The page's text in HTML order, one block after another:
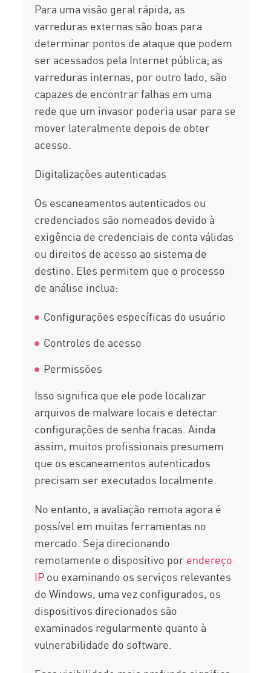
Para uma visão geral rápida, as
varreduras externas são boas para
determinar pontos de ataque que podem
ser acessados pela Internet pública; as
varreduras internas, por outro lado, são
capazes de encontrar falhas em uma
rede que um invasor poderia usar para se
mover lateralmente depois de obter
acesso.
Digitalizações autenticadas
Os escaneamentos autenticados ou
credenciados são nomeados devido à
exigência de credenciais de conta válidas
ou direitos de acesso ao sistema de
destino. Eles permitem que o processo
de análise inclua:
Configurações específicas do usuário
Controles de acesso
Permissões
Isso significa que ele pode localizar
arquivos de malware locais e detectar
configurações de senha fracas. Ainda
assim, muitos profissionais presumem
que os escaneamentos autenticados
precisam ser executados localmente.
No entanto, a avaliação remota agora é
possível em muitas ferramentas no
mercado. Seja direcionando
remotamente o dispositivo porendereço
IPou examinando os serviços relevantes
do Windows, uma vez configurados, os
dispositivos direcionados são
examinados regularmente quanto à
vulnerabilidade do software.